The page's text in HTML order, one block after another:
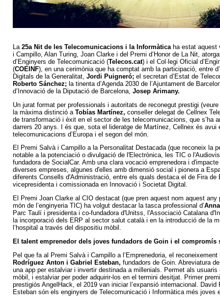
La 25a Nit de les Telecomunicacions i la Informàtica ha estat aquest
i Campillo, Alan Turing, Joan Clarke i del Premi d’Honor de La Nit,
d’Enginyers de Telecomunicació (Telecos.cat) i el Col·legi Oficial
(COEINF), en una cerimònia que ha comptat amb la participació, entre
Digitals de la Generalitat, Jordi Puigneró; el secretari d’Estat de
Roberto Sánchez; la tinenta d’Agenda 2030 de l’Ajuntament de
d’Innovació de la Diputació de Barcelona, Josep Arimany.
Un jurat format per professionals i autoritats de reconegut prestigi (veure
la màxima distinció a Tobías Martínez, conseller delegat de Cellnex
de transformació i èxit en el sector de les telecomunicacions, que s’ha
darrers 20 anys. I és que, sota el lideratge de Martínez, Cellnex és avui
telecomunicacions d’Europa i el segon del món.
El Premi Salvà i Campillo a la Personalitat Destacada (que reconeix la
notable a la potenciació o divulgació de l'Electrònica, les TIC o
fundadora de SocialCar. Amb una clara vocació emprenedora i
diverses empreses, algunes d'elles amb dimensió social i pionera a
diferents Consells d'Administració, entre els quals destaca el de Fira de
vicepresidenta i comissionada en Innovació i Societat Digital.
El Premi Joan Clarke al CIO destacat (que pren aquest nom aquest
món de l’enginyeria TIC) ha volgut destacar la tasca professional d’
Parc Taulí i presidenta i co-fundadora d'Unitss, l'Associació Catalana
la incorporació dels ERP al sector salut català i en la introducció de la
l’hospital a través del dispositiu mòbil.
El talent emprenedor dels joves fundadors de Goin i el compromís
Pel que fa al Premi Salvà i Campillo a l’Emprenedoria, el
Rodríguez Anton i Gabriel Esteban, fundadors de Goin. Abreviatura
una app per estalviar i invertir destinada a millenials. Permet als
mòbil, i estalviar per poder adquirir-los en el termini desitjat. Primer
prestigiós AngelHack, el 2019 van iniciar l’expansió internacional.
Esteban són els enginyers de Telecomunicació i Informàtica més joves